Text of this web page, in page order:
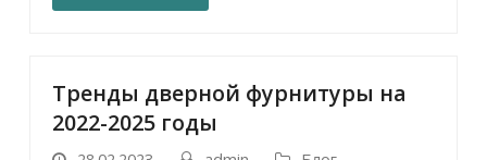
Тренды дверной фурнитуры на
2022-2025 годы